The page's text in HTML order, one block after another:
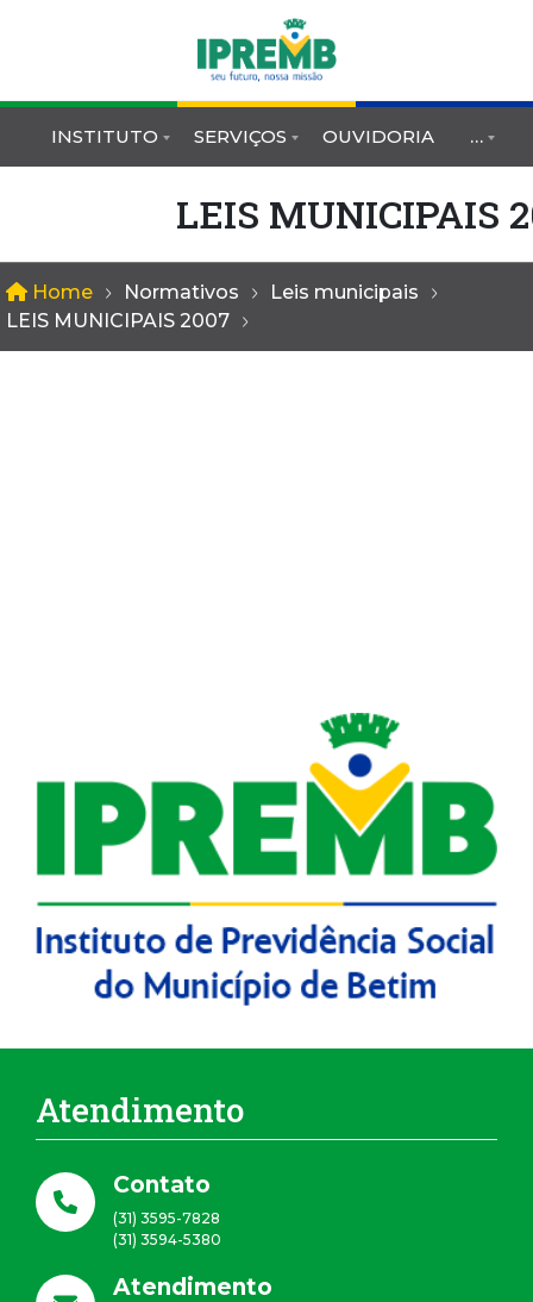
INSTITUTO SERVIÇOS OUVIDORIA …
LEIS MUNICIPAIS
Home Normativos
Leis municipais
LEIS MUNICIPAIS 2007
Atendimento
Contato
(31) 3595-7828
(31) 3594-5380
Atendimento